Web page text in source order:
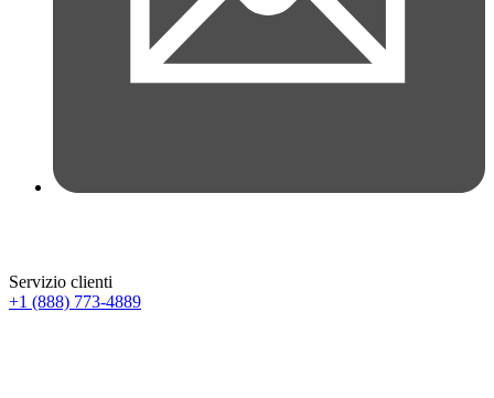
Servizio clienti
+1 (888) 773-4889